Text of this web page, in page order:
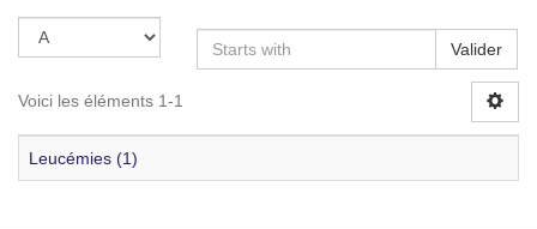
Valider
Voici les éléments 1-1
Leucémies (1)